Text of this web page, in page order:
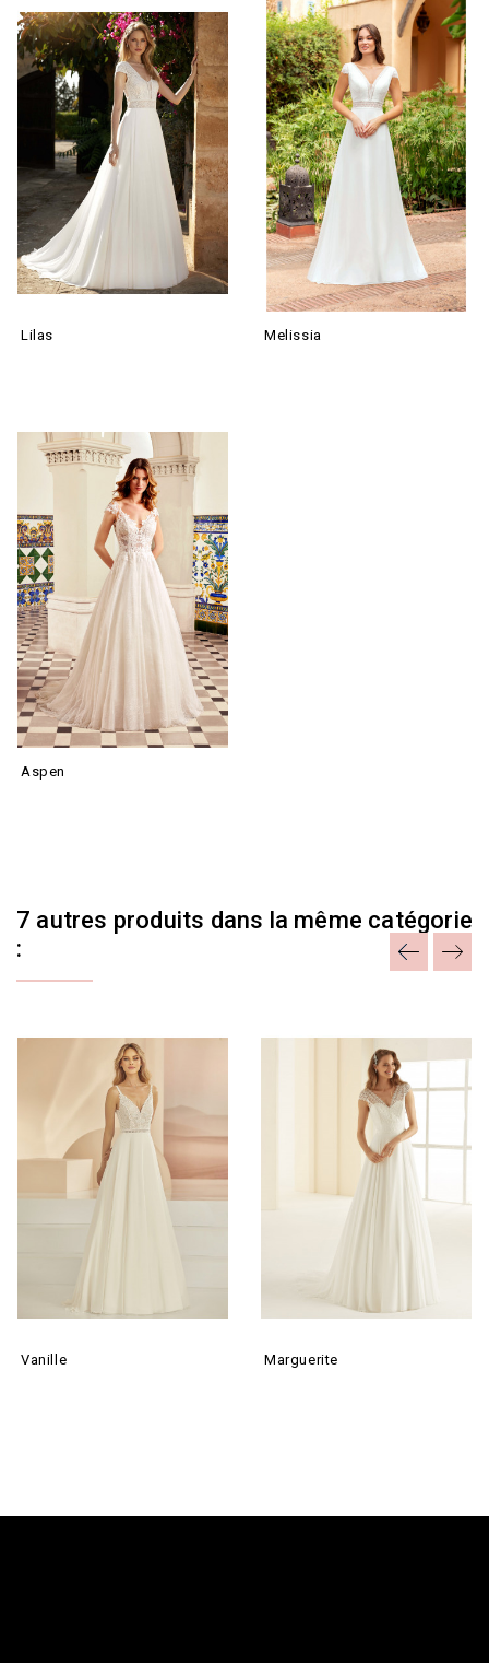
Lilas Melissia
Aspen
7 autres produits dans la même catégorie
:
Vanille Marguerite